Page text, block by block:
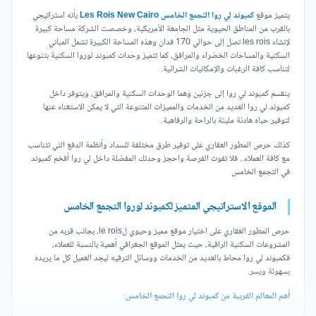
يتميز موقعكمبوند لي روا التجمع الخامس Les Rois New Cairo
بأنه استراتيجي
بالقرب من المناطق الحيوية مثل الجامعة الأمريكية، وخصصت الشركة مساحة كبيرة
لإنشاء les rois تصل إلى حوالي 170 فدان وهذه المساحة الكبيرة تشمل المباني
السكنية والمساحات الخضراء والمرافق، كما تتميز وحدات كمبوند لوروا السكنية بتنوعها
لتناسب كافة الرغبات والإمكانيات الشرائية.
ينقسم كمبوند لي روا إلى جزئين وهما الوحدات السكنية والمرافق، ويتوفر داخل
كمبوند لي روا العديد من الخدمات والمميزات المتنوعة التي لا يمكن الاستغناء عنها
لتوفير حياه هادئة مليئة بالراحة والرفاهية.
كذلك حرص المطور العقاري على توفير طرق مختلفة للسداد وأنظمة الدفع التي تتناسب
مع كافة العملاء.. فلا تفوت الفرصة واحجز وحدتك المفضلة داخل لي روا أفخم كمبوند
في التجمع الخامس
الموقع الاستراتيجي المتميز لكمبوند لوروا التجمع الخامس
حرص المطور العقاري على اختيار موقع مميز وحيوي لle rois، بجانب قربه من
المشروعات السكنية الراقية، حيث يمثل الموقع الجغرافي أهمية بالنسبة للعملاء،
فكمبوند لي روا محاط بالعديد من الخدمات ووسائل الترفيه ليجد العميل كل ما يريده
بسهولة ويسر.
أهم المعالم القريبة من كمبوند لي روا التجمع الخامس: